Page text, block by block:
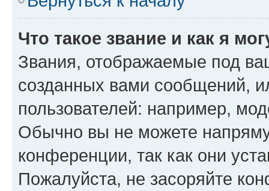
Что такое звание и как я
Звания, отображаемые под
созданных вами сообщений,
пользователей: например,
Обычно вы не можете
конференции, так как они
Пожалуйста, не засоряйте